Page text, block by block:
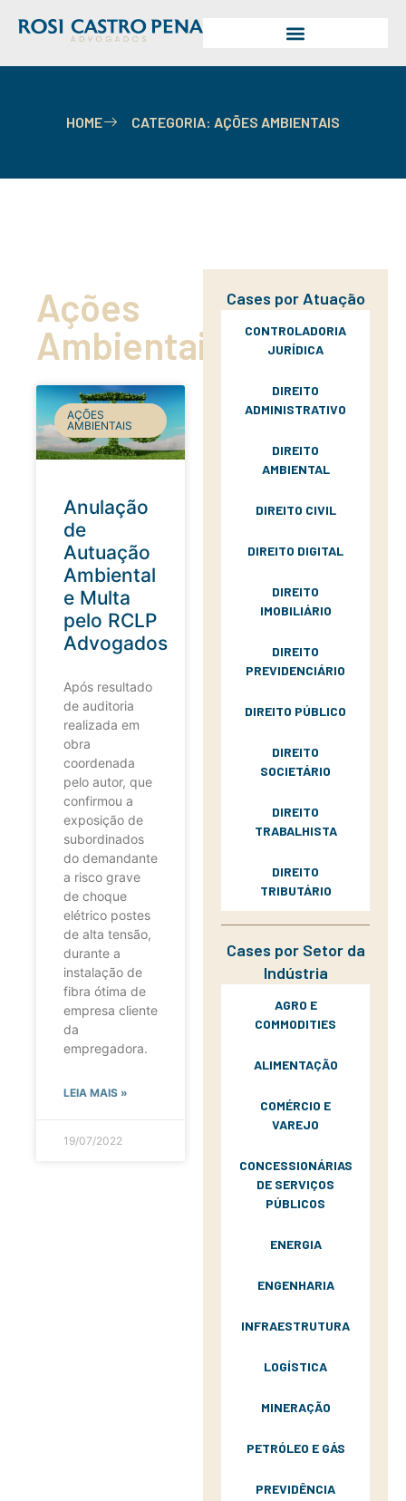
HOME CATEGORIA: AÇÕES AMBIENTAIS
Ações
Ambientais
AÇÕES
AMBIENTAIS
Anulação
de
Autuação
Ambiental
e Multa
pelo RCLP
Advogados
Após resultado
de auditoria
realizada em
obra
coordenada
pelo autor, que
confirmou a
exposição de
subordinados
do demandante
a risco grave
de choque
elétrico postes
de alta tensão,
durante a
instalação de
fibra ótima de
empresa cliente
da
empregadora.
LEIA MAIS »
19/07/2022
Cases por Atuação
CONTROLADORIA
JURÍDICA
DIREITO
ADMINISTRATIVO
DIREITO
AMBIENTAL
DIREITO CIVIL
DIREITO DIGITAL
DIREITO
IMOBILIÁRIO
DIREITO
PREVIDENCIÁRIO
DIREITO PÚBLICO
DIREITO
SOCIETÁRIO
DIREITO
TRABALHISTA
DIREITO
TRIBUTÁRIO
Cases por Setor da
Indústria
AGRO E
COMMODITIES
ALIMENTAÇÃO
COMÉRCIO E
VAREJO
CONCESSIONÁRIAS
DE SERVIÇOS
PÚBLICOS
ENERGIA
ENGENHARIA
INFRAESTRUTURA
LOGÍSTICA
MINERAÇÃO
PETRÓLEO E GÁS
PREVIDÊNCIA